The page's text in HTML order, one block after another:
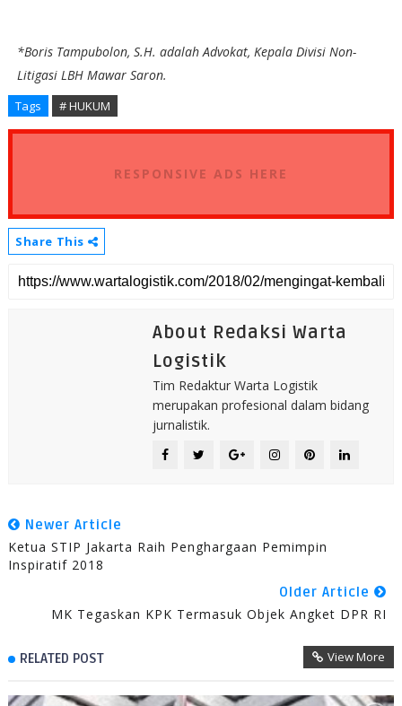
*Boris Tampubolon, S.H. adalah Advokat, Kepala Divisi Non-
Litigasi LBH Mawar Saron.
Tags # HUKUM
RESPONSIVE ADS HERE
Share This
About Redaksi Warta
Logistik
Tim Redaktur Warta Logistik
merupakan profesional dalam bidang
jurnalistik.
Newer Article
Ketua STIP Jakarta Raih Penghargaan Pemimpin
Inspiratif 2018
Older Article
MK Tegaskan KPK Termasuk Objek Angket DPR RI
RELATED POST View More